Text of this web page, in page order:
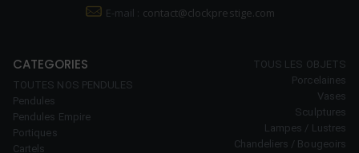
E-mail : contact@clockprestige.com
CATEGORIES
TOUTES NOS PENDULES
Pendules
Pendules Empire
Portiques
Cartels
TOUS LES OBJETS
Porcelaines
Vases
Sculptures
Lampes / Lustres
Chandeliers / Bougeoirs